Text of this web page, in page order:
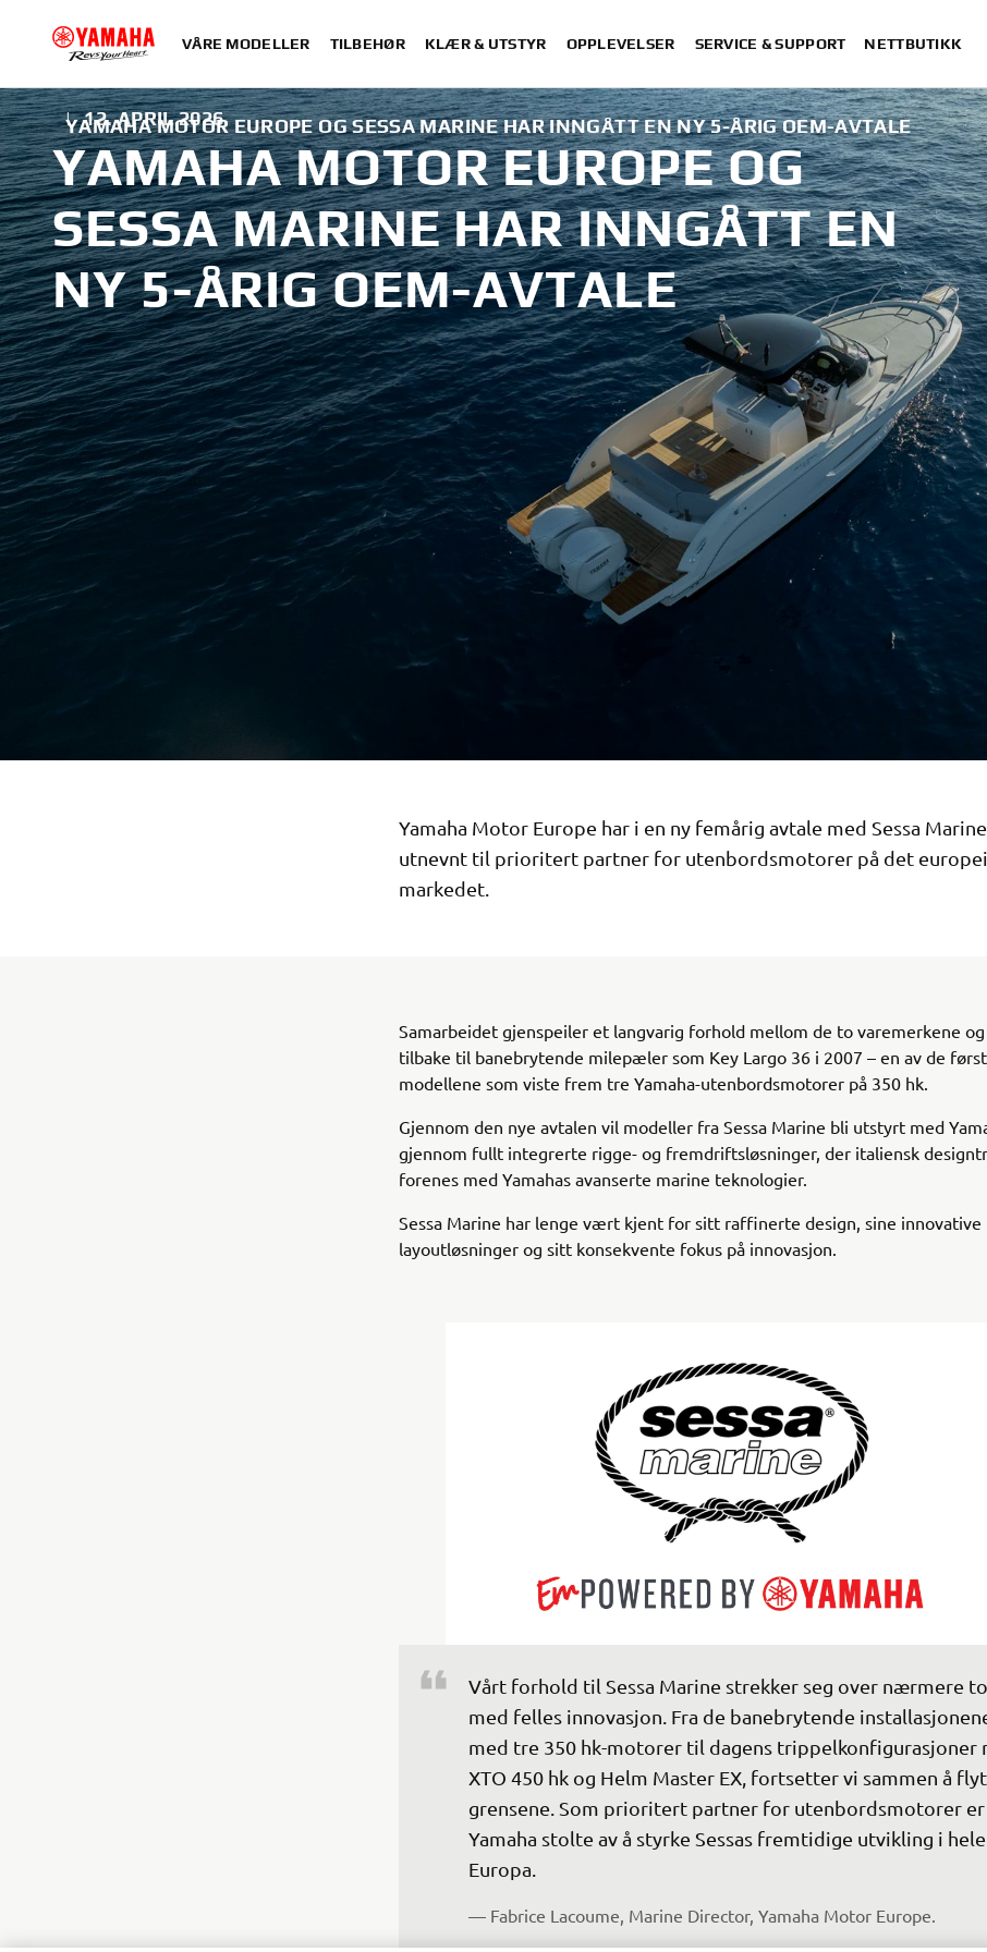
VÅRE MODELLER TILBEHØR KLÆR & UTSTYR OPPLEVELSER SERVICE & SUPPORT NETTBUTIKK
YAMAHA MOTOR EUROPE OG SESSA MARINE HAR INNGÅTT EN NY 5-ÅRIG OEM-AVTALE
| 12. APRIL 2026
YAMAHA MOTOR EUROPE OG
SESSA MARINE HAR INNGÅTT EN
NY 5-ÅRIG OEM-AVTALE
Yamaha Motor Europe har i en ny femårig avtale med Sessa
utnevnt til prioritert partner for utenbordsmotorer på det
markedet.
Samarbeidet gjenspeiler et langvarig forhold mellom de to varemerkene
tilbake til banebrytende milepæler som Key Largo 36 i 2007 – en av de
modellene som viste frem tre Yamaha-utenbordsmotorer på 350 hk.
Gjennom den nye avtalen vil modeller fra Sessa Marine bli utstyrt med
gjennom fullt integrerte rigge- og fremdriftsløsninger, der italiensk
forenes med Yamahas avanserte marine teknologier.
Sessa Marine har lenge vært kjent for sitt raffinerte design, sine innovative
layoutløsninger og sitt konsekvente fokus på innovasjon.
Vårt forhold til Sessa Marine strekker seg over nærmere
med felles innovasjon. Fra de banebrytende
med tre 350 hk-motorer til dagens trippelkonfigurasjoner
XTO 450 hk og Helm Master EX, fortsetter vi sammen å
grensene. Som prioritert partner for utenbordsmotorer er
Yamaha stolte av å styrke Sessas fremtidige utvikling i hele
Europa.
— Fabrice Lacoume, Marine Director, Yamaha Motor Europe.